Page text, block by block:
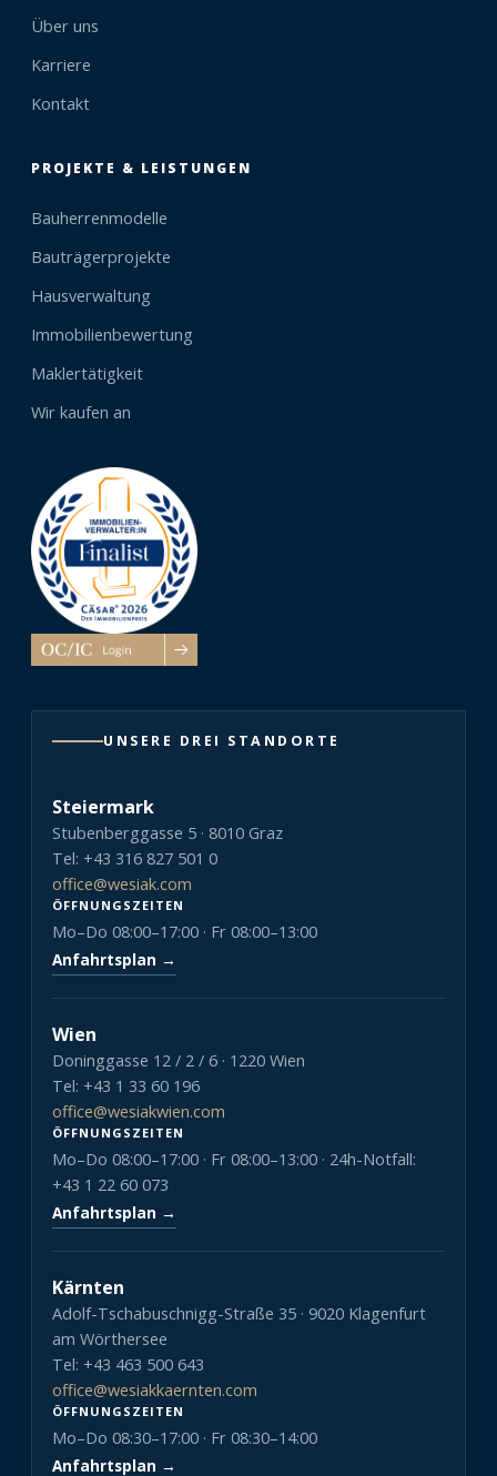
Über uns
Karriere
Kontakt
PROJEKTE & LEISTUNGEN
Bauherrenmodelle
Bauträgerprojekte
Hausverwaltung
Immobilienbewertung
Maklertätigkeit
Wir kaufen an
UNSERE DREI STANDORTE
Steiermark
Stubenberggasse 5 · 8010 Graz
Tel: +43 316 827 501 0
office@wesiak.com
ÖFFNUNGSZEITEN
Mo–Do 08:00–17:00 · Fr 08:00–13:00
Anfahrtsplan →
Wien
Doninggasse 12 / 2 / 6 · 1220 Wien
Tel: +43 1 33 60 196
office@wesiakwien.com
ÖFFNUNGSZEITEN
Mo–Do 08:00–17:00 · Fr 08:00–13:00 · 24h-Notfall:
+43 1 22 60 073
Anfahrtsplan →
Kärnten
Adolf-Tschabuschnigg-Straße 35 · 9020 Klagenfurt
am Wörthersee
Tel: +43 463 500 643
office@wesiakkaernten.com
ÖFFNUNGSZEITEN
Mo–Do 08:30–17:00 · Fr 08:30–14:00
Anfahrtsplan →